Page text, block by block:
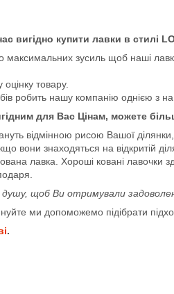
вигідно купити лавки в стилі
зусиль щоб наші
товару.
робить нашу компанію однією з
для Вас Цінам, можете
відмінною рисою Вашої ділянки,
вони знаходяться на відкритій
лавка. Хороші ковані лавочки
щоб Ви отримували
ми допоможемо підібрати
.